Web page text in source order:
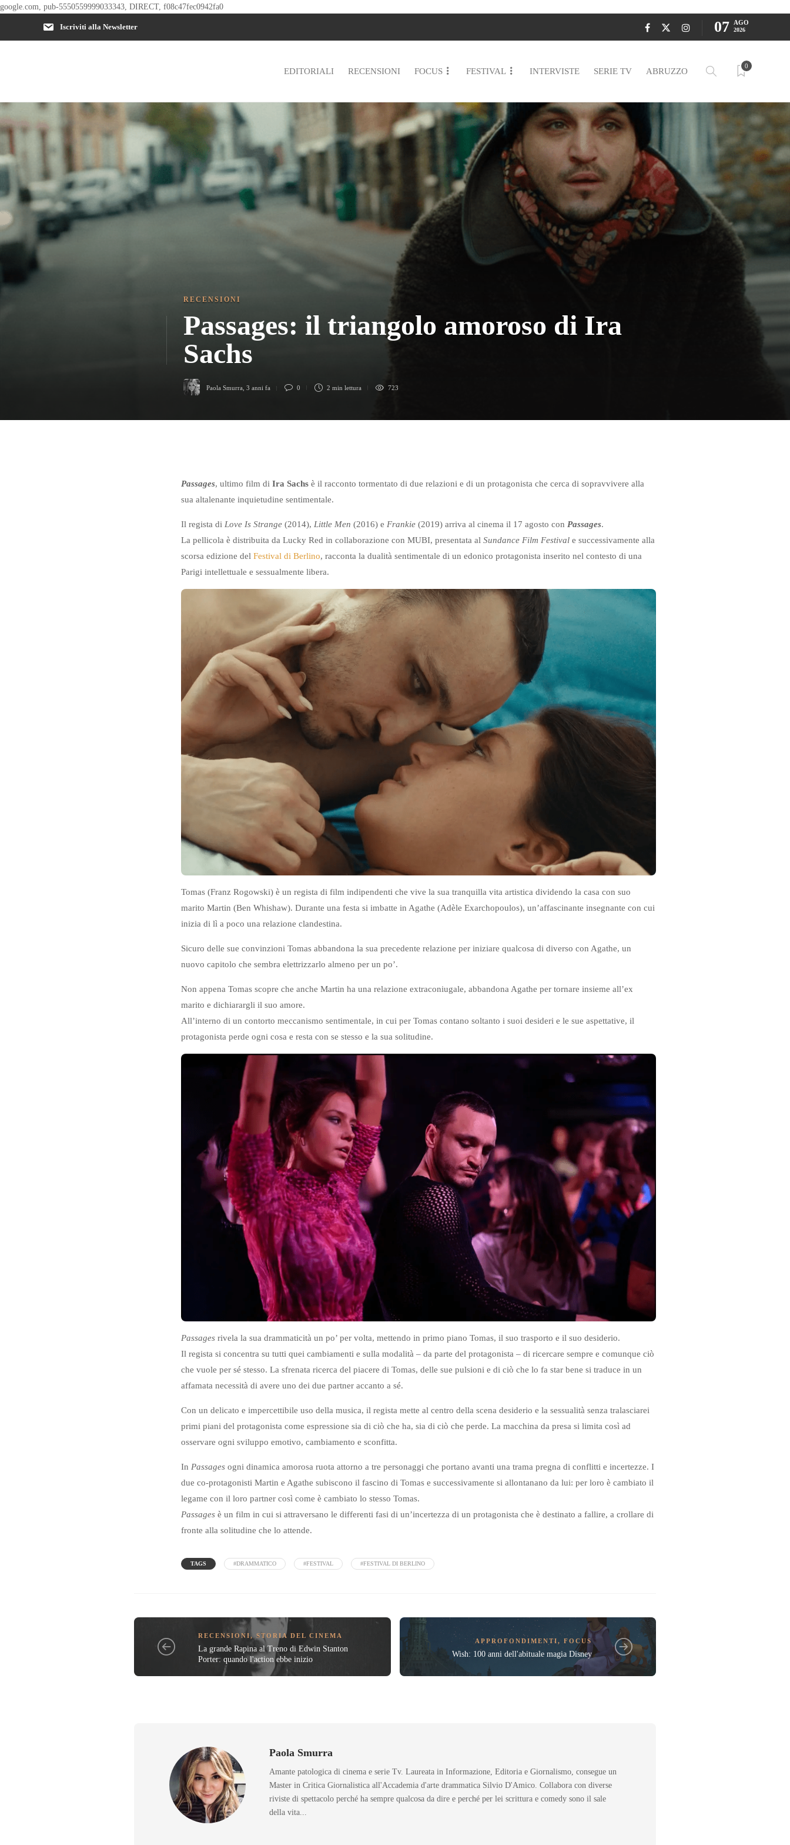
google.com, pub-5550559999033343, DIRECT, f08c47fec0942fa0
Iscriviti alla Newsletter 07 AGO
2026
EDITORIALI RECENSIONI FOCUS FESTIVAL INTERVISTE SERIE TV ABRUZZO
0
RECENSIONI
Passages: il triangolo amoroso di Ira
Sachs
Paola Smurra 3 anni fa 0 2 min lettura 723
Passages, ultimo film di Ira Sachs è il racconto tormentato di due relazioni e di un protagonista che cerca di sopravvivere alla
sua altalenante inquietudine sentimentale.
Il regista di Love Is Strange (2014), Little Men (2016) e Frankie (2019) arriva al cinema il 17 agosto con Passages.
La pellicola è distribuita da Lucky Red in collaborazione con MUBI, presentata al Sundance Film Festival e successivamente alla
scorsa edizione del Festival di Berlino, racconta la dualità sentimentale di un edonico protagonista inserito nel contesto di una
Parigi intellettuale e sessualmente libera.
Tomas (Franz Rogowski) è un regista di film indipendenti che vive la sua tranquilla vita artistica dividendo la casa con suo
marito Martin (Ben Whishaw). Durante una festa si imbatte in Agathe (Adèle Exarchopoulos), un’affascinante insegnante con cui
inizia di lì a poco una relazione clandestina.
Sicuro delle sue convinzioni Tomas abbandona la sua precedente relazione per iniziare qualcosa di diverso con Agathe, un
nuovo capitolo che sembra elettrizzarlo almeno per un po’.
Non appena Tomas scopre che anche Martin ha una relazione extraconiugale, abbandona Agathe per tornare insieme all’ex
marito e dichiarargli il suo amore.
All’interno di un contorto meccanismo sentimentale, in cui per Tomas contano soltanto i suoi desideri e le sue aspettative, il
protagonista perde ogni cosa e resta con se stesso e la sua solitudine.
Passages rivela la sua drammaticità un po’ per volta, mettendo in primo piano Tomas, il suo trasporto e il suo desiderio.
Il regista si concentra su tutti quei cambiamenti e sulla modalità – da parte del protagonista – di ricercare sempre e comunque ciò
che vuole per sé stesso. La sfrenata ricerca del piacere di Tomas, delle sue pulsioni e di ciò che lo fa star bene si traduce in un
affamata necessità di avere uno dei due partner accanto a sé.
Con un delicato e impercettibile uso della musica, il regista mette al centro della scena desiderio e la sessualità senza tralasciarei
primi piani del protagonista come espressione sia di ciò che ha, sia di ciò che perde. La macchina da presa si limita così ad
osservare ogni sviluppo emotivo, cambiamento e sconfitta.
In Passages ogni dinamica amorosa ruota attorno a tre personaggi che portano avanti una trama pregna di conflitti e incertezze. I
due co-protagonisti Martin e Agathe subiscono il fascino di Tomas e successivamente si allontanano da lui: per loro è cambiato il
legame con il loro partner così come è cambiato lo stesso Tomas.
Passages è un film in cui si attraversano le differenti fasi di un’incertezza di un protagonista che è destinato a fallire, a crollare di
fronte alla solitudine che lo attende.
TAGS #DRAMMATICO #FESTIVAL #FESTIVAL DI BERLINO
RECENSIONI,STORIA DEL CINEMA
La grande Rapina al Treno di Edwin Stanton
Porter: quando l'action ebbe inizio
APPROFONDIMENTI, FOCUS
Wish: 100 anni dell'abituale magia Disney
Paola Smurra
Amante patologica di cinema e serie Tv. Laureata in Informazione, Editoria e Giornalismo, consegue un
Master in Critica Giornalistica all'Accademia d'arte drammatica Silvio D'Amico. Collabora con diverse
riviste di spettacolo perché ha sempre qualcosa da dire e perché per lei scrittura e comedy sono il sale
della vita...